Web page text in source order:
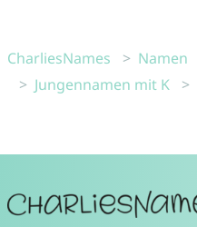
CharliesNames Namen
Jungennamen mit K